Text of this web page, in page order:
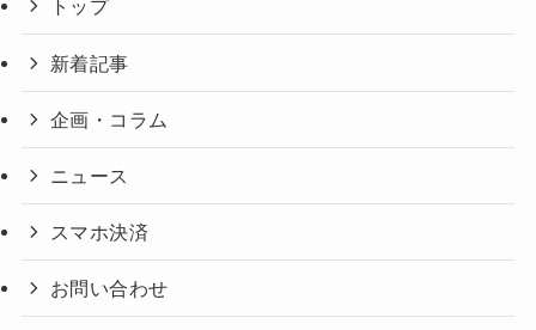
トップ
新着記事
企画・コラム
ニュース
スマホ決済
お問い合わせ